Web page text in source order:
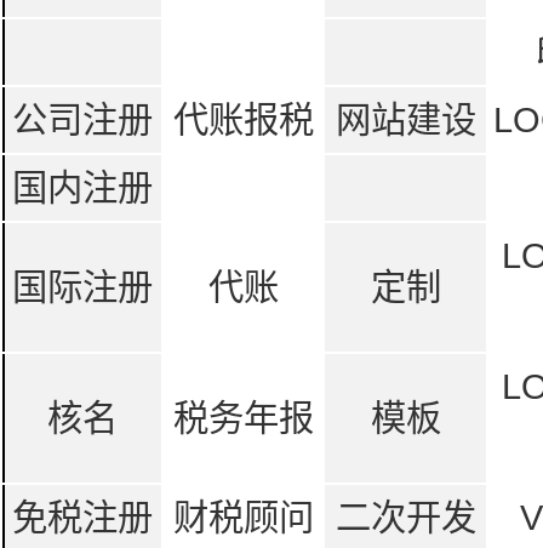
公司注册 代账报税 网站建设
国内注册
国际注册 代账 定制
核名 税务年报 模板
免税注册 财税顾问 二次开发